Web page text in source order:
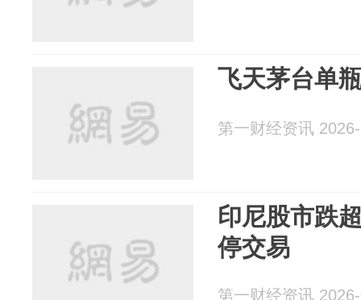
飞天茅台单
第一财经资讯
印尼股市跌
停交易
第一财经资讯